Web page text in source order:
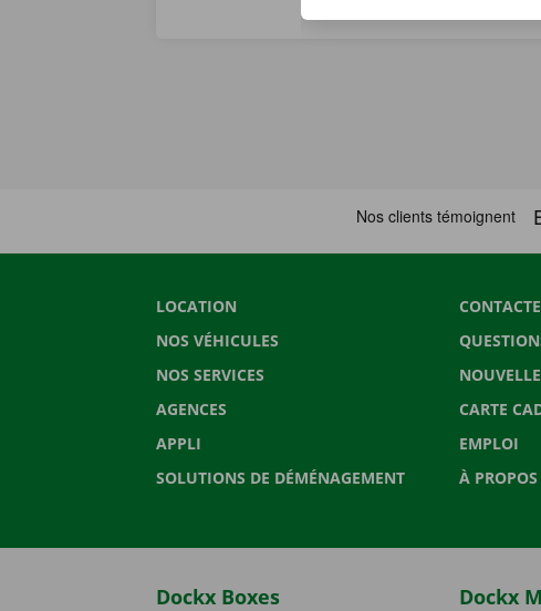
LOCATION
NOS VÉHICULES
NOS SERVICES
AGENCES
APPLI
SOLUTIONS DE DÉMÉNAGEMENT
CARTE
EMPLOI
À
Dockx Boxes Dockx